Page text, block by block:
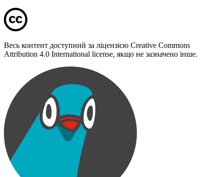
Весь контент доступний за ліцензією Creative Commons
Attribution 4.0 International license, якщо не зазначено інше.